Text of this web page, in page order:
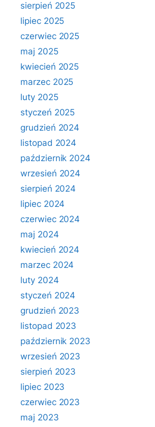
sierpień 2025
lipiec 2025
czerwiec 2025
maj 2025
kwiecień 2025
marzec 2025
luty 2025
styczeń 2025
grudzień 2024
listopad 2024
październik 2024
wrzesień 2024
sierpień 2024
lipiec 2024
czerwiec 2024
maj 2024
kwiecień 2024
marzec 2024
luty 2024
styczeń 2024
grudzień 2023
listopad 2023
październik 2023
wrzesień 2023
sierpień 2023
lipiec 2023
czerwiec 2023
maj 2023